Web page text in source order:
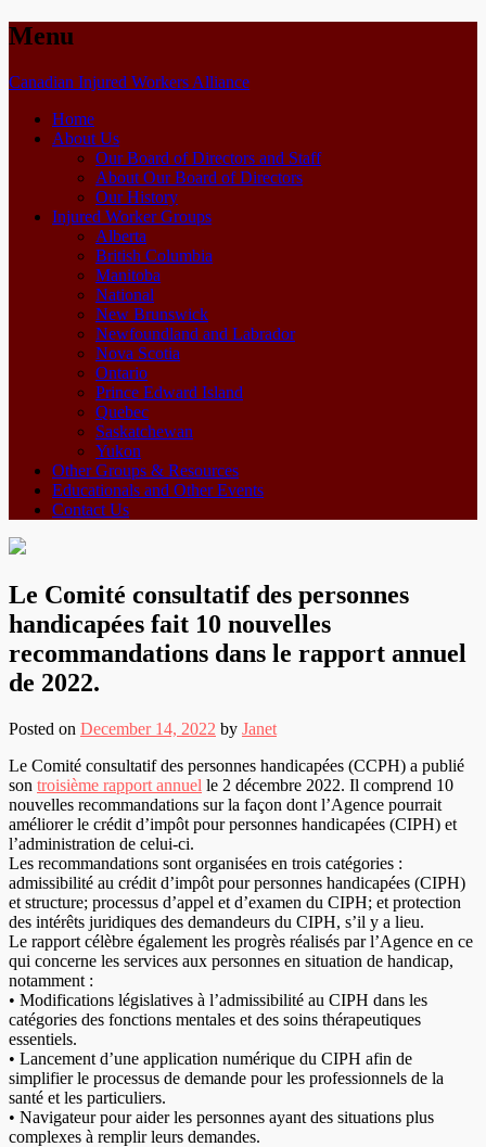
Menu
Canadian Injured Workers AllianceSkip
Home
About Us
Our Board of Directors and Staff
About Our Board of Directors
Our History
Injured Worker Groups
Alberta
British Columbia
Manitoba
National
New Brunswick
Newfoundland and Labrador
Nova Scotia
Ontario
Prince Edward Island
Quebec
Saskatchewan
Yukon
Other Groups & Resources
Educationals and Other Events
Contact Us
Le Comité consultatif des personnes
handicapées fait 10 nouvelles
recommandations dans le rapport annuel
de 2022.
Posted on December 14, 2022 by Janet
Le Comité consultatif des personnes handicapées (CCPH) a publié
son troisième rapport annuel le 2 décembre 2022. Il comprend 10
nouvelles recommandations sur la façon dont l’Agence pourrait
améliorer le crédit d’impôt pour personnes handicapées (CIPH) et
l’administration de celui-ci.
Les recommandations sont organisées en trois catégories :
admissibilité au crédit d’impôt pour personnes handicapées (CIPH)
et structure; processus d’appel et d’examen du CIPH; et protection
des intérêts juridiques des demandeurs du CIPH, s’il y a lieu.
Le rapport célèbre également les progrès réalisés par l’Agence en ce
qui concerne les services aux personnes en situation de handicap,
notamment :
• Modifications législatives à l’admissibilité au CIPH dans les
catégories des fonctions mentales et des soins thérapeutiques
essentiels.
• Lancement d’une application numérique du CIPH afin de
simplifier le processus de demande pour les professionnels de la
santé et les particuliers.
• Navigateur pour aider les personnes ayant des situations plus
complexes à remplir leurs demandes.